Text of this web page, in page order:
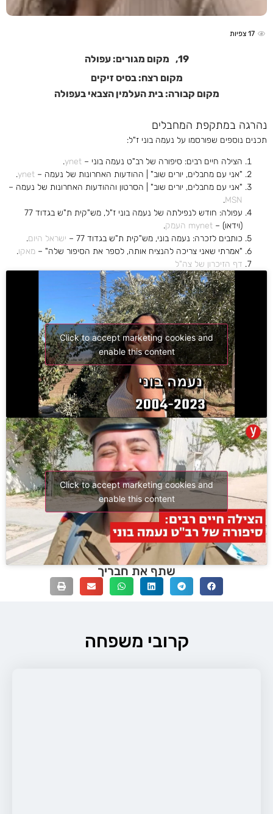
17 צפיות
19,
מקום מגורים: עפולה
מקום רצח: בסיס זיקים
מקום קבורה: בית העלמין הצבאי בעפולה
נהרגה במתקפת המחבלים
תכנים נוספים שפורסמו על נעמה בוני ז"ל:
הצילה חיים רבים: סיפורה של רב"ט נעמה בוני – ynet
.
"אני עם מחבלים, יורים שוב" | ההודעות האחרונות של נעמה – ynet
.
"אני עם מחבלים, יורים שוב" | הסרטון וההודעות האחרונות של נעמה –
MSN
.
עפולה: חודש לנפילתה של נעמה בוני ז"ל, מש"קית ת"ש בגדוד 77
(וידאו) – mynet העמק
.
כותבים לזכרה: נעמה בוני, מש"קית ת"ש בגדוד 77 –
ישראל היום.
"אמרתי שאני צריכה להנציח אותה, לספר את הסיפור שלה" – מאקו.
דף הזיכרון של צה"ל
Click to accept marketing cookies and
enable this content
Click to accept marketing cookies and
enable this content
שתף את חבריך
קרובי משפחה